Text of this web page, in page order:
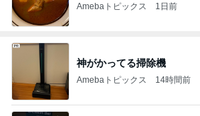
Amebaトピックス 1日前
神がかってる掃除機
Amebaトピックス 14時間前